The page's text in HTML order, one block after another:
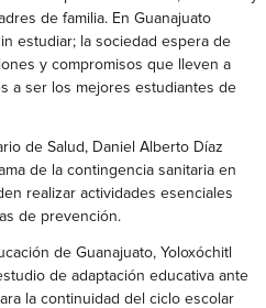
de familia. En Guanajuato
estudiar; la sociedad espera de
y compromisos que lleven a
a ser los mejores estudiantes de
de Salud, Daniel Alberto Díaz
de la contingencia sanitaria en
realizar actividades esenciales
de prevención.
de Guanajuato, Yoloxóchitl
de adaptación educativa ante
la continuidad del ciclo escolar